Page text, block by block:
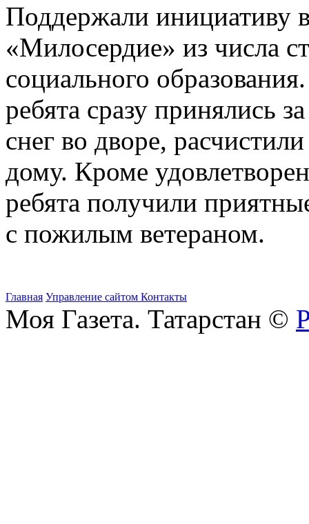
Поддержали инициативу
«Милосердие» из числа
социального
ребята сразу принялись
снег во дворе,
дому. Кроме
ребята получили
с пожилым ветераном.
Главная Управление сайтом Контакты
Моя Газета. Татарстан ©